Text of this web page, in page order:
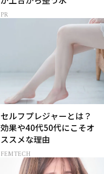
セルフプレジャーとは？
効果や40代50代にこそオ
ススメな理由
FEMTECH